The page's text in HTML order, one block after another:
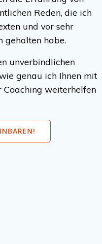
Reden, die ich
und vor sehr
gehalten habe.
unverbindlichen
genau ich Ihnen mit
weiterhelfen